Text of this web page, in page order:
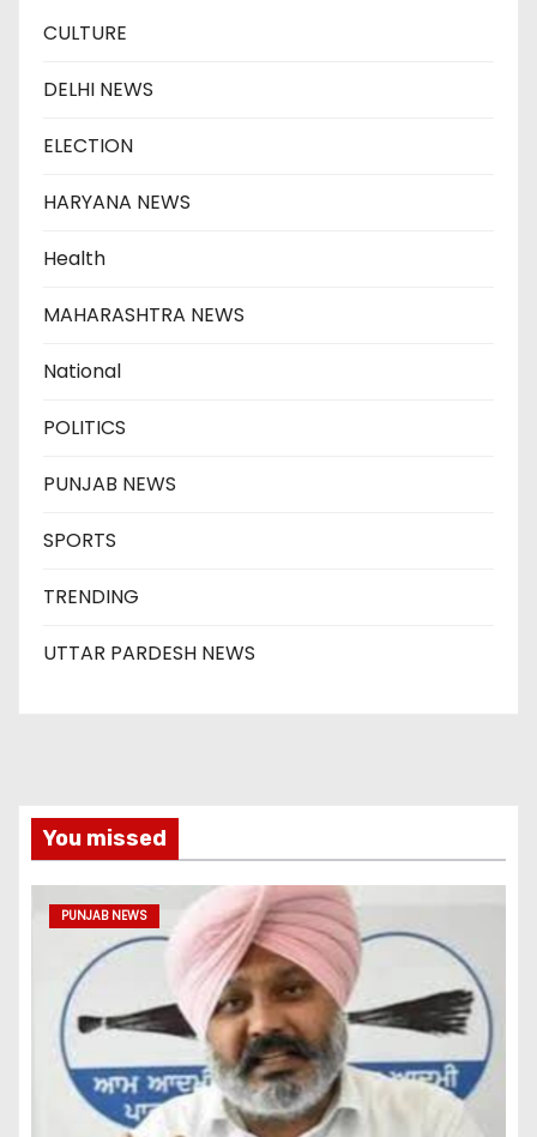
CULTURE
DELHI NEWS
ELECTION
HARYANA NEWS
Health
MAHARASHTRA NEWS
National
POLITICS
PUNJAB NEWS
SPORTS
TRENDING
UTTAR PARDESH NEWS
You missed
PUNJAB NEWS